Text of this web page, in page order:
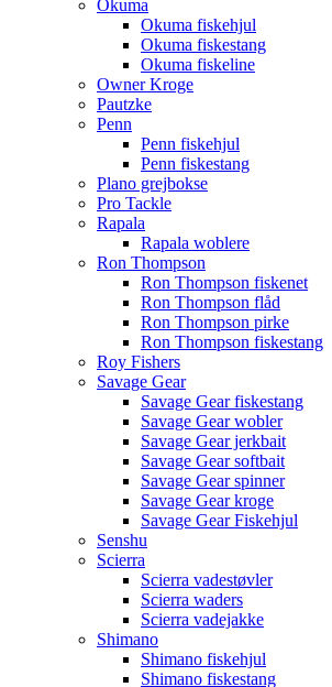
Okuma
Okuma fiskehjul
Okuma fiskestang
Okuma fiskeline
Owner Kroge
Pautzke
Penn
Penn fiskehjul
Penn fiskestang
Plano grejbokse
Pro Tackle
Rapala
Rapala woblere
Ron Thompson
Ron Thompson fiskenet
Ron Thompson flåd
Ron Thompson pirke
Ron Thompson fiskestang
Roy Fishers
Savage Gear
Savage Gear fiskestang
Savage Gear wobler
Savage Gear jerkbait
Savage Gear softbait
Savage Gear spinner
Savage Gear kroge
Savage Gear Fiskehjul
Senshu
Scierra
Scierra vadestøvler
Scierra waders
Scierra vadejakke
Shimano
Shimano fiskehjul
Shimano fiskestang